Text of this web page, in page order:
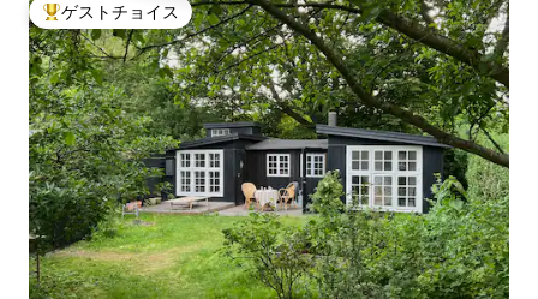
大好評のゲストチョイスです。
ゲストチョイス